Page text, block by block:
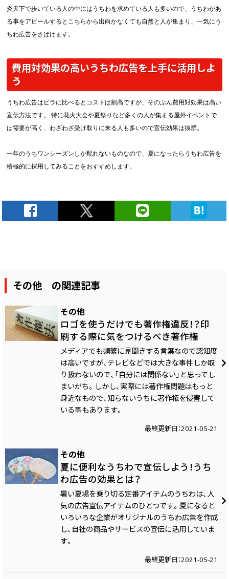
炎天下で歩いている人の中にはうちわを求めている人も多いので、うちわがあ
る事をアピールするとこちらから出向かなくても自然と人が集まり、一気にう
ちわ広告をさばけます。
費用対効果の高いうちわ広告を上手に活用しよ
う
うちわ広告はビラに比べるとコストは割高ですが、そのぶん費用対効果は高い
宣伝方法です。 特に花火大会や夏祭りなど多くの人が集まる屋外イベントで
は需要が高く、わざわざ受け取りに来る人も多いので宣伝効果は抜群。
一年のうちワンシーズンしか配れないものなので、夏になったらうちわ広告を
積極的に採用してみることをおすすめします。
その他 の関連記事
その他
ロゴを使うだけでも著作権違反！？印
刷する際に気をつけるべき著作権
メディアでも頻繁に見聞きする言葉なので認知度
は高いですが、テレビなどでは大きな事件しか取
り扱わないので、「自分には関係ない」と思ってし
まいがち。しかし、実際には著作権問題はもっと
身近なもので、知らないうちに著作権を侵害して
いる事もあります。
最終更新日：2021-05-21
その他
夏に便利なうちわで宣伝しよう！うち
わ広告の効果とは？
暑い夏場を乗り切る定番アイテムのうちわは、人
気の広告宣伝アイテムのひとつです。夏になると
いろいろな企業がオリジナルのうちわ広告を作成
し、自社の商品やサービスの宣伝に活用していま
す。
最終更新日：2021-05-21